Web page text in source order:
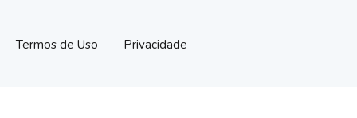
Termos de Uso Privacidade